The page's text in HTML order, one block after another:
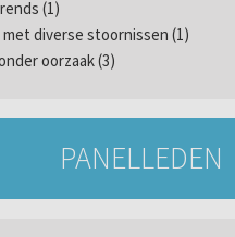
(1)
met diverse stoornissen (1)
oorzaak (3)
PANELLEDEN